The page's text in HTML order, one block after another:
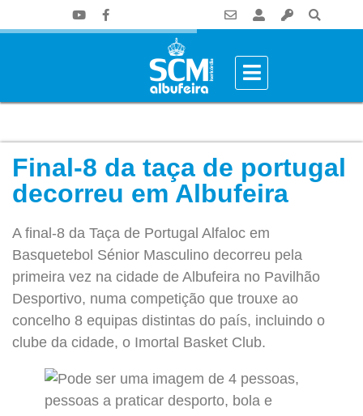
Final-8 da taça de portugal
decorreu em Albufeira
A final-8 da Taça de Portugal Alfaloc em
Basquetebol Sénior Masculino decorreu pela
primeira vez na cidade de Albufeira no Pavilhão
Desportivo, numa competição que trouxe ao
concelho 8 equipas distintas do país, incluindo o
clube da cidade, o Imortal Basket Club.